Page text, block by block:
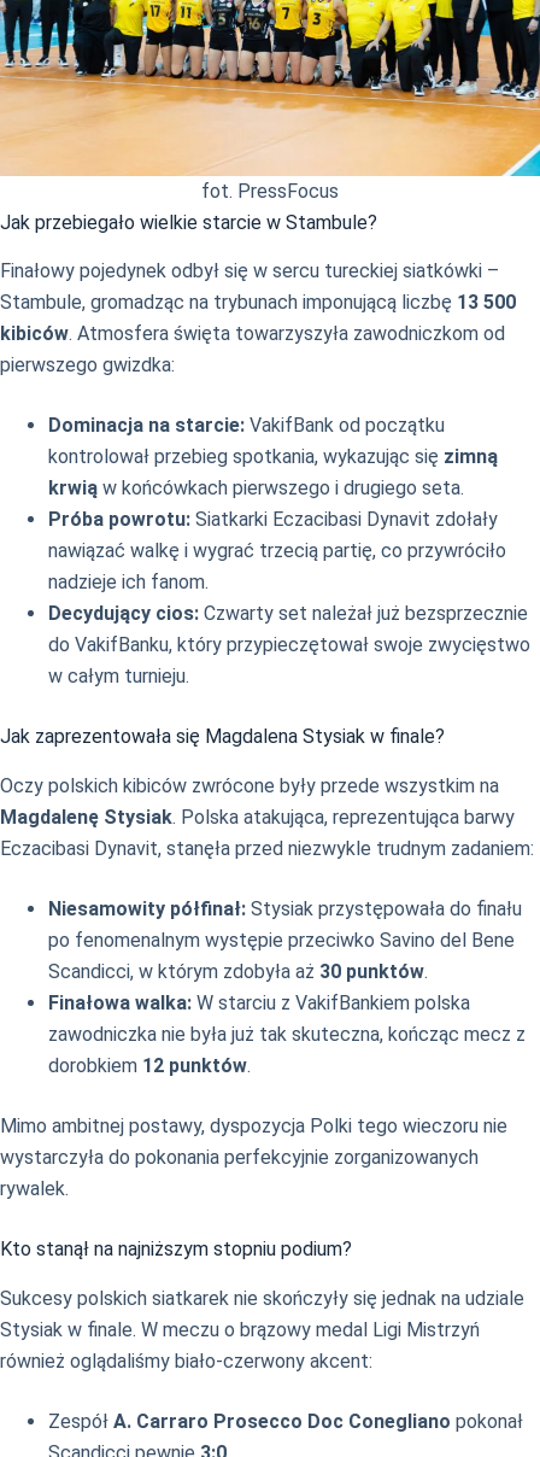
fot. PressFocus
Jak przebiegało wielkie starcie w Stambule?
Finałowy pojedynek odbył się w sercu tureckiej siatkówki –
Stambule, gromadząc na trybunach imponującą liczbę 13 500
kibiców. Atmosfera święta towarzyszyła zawodniczkom od
pierwszego gwizdka:
Dominacja na starcie: VakifBank od początku
kontrolował przebieg spotkania, wykazując się zimną
krwią w końcówkach pierwszego i drugiego seta.
Próba powrotu: Siatkarki Eczacibasi Dynavit zdołały
nawiązać walkę i wygrać trzecią partię, co przywróciło
nadzieje ich fanom.
Decydujący cios: Czwarty set należał już bezsprzecznie
do VakifBanku, który przypieczętował swoje zwycięstwo
w całym turnieju.
Jak zaprezentowała się Magdalena Stysiak w finale?
Oczy polskich kibiców zwrócone były przede wszystkim na
Magdalenę Stysiak. Polska atakująca, reprezentująca barwy
Eczacibasi Dynavit, stanęła przed niezwykle trudnym zadaniem:
Niesamowity półfinał: Stysiak przystępowała do finału
po fenomenalnym występie przeciwko Savino del Bene
Scandicci, w którym zdobyła aż 30 punktów.
Finałowa walka: W starciu z VakifBankiem polska
zawodniczka nie była już tak skuteczna, kończąc mecz z
dorobkiem 12 punktów.
Mimo ambitnej postawy, dyspozycja Polki tego wieczoru nie
wystarczyła do pokonania perfekcyjnie zorganizowanych
rywalek.
Kto stanął na najniższym stopniu podium?
Sukcesy polskich siatkarek nie skończyły się jednak na udziale
Stysiak w finale. W meczu o brązowy medal Ligi Mistrzyń
również oglądaliśmy biało-czerwony akcent:
Zespół A. Carraro Prosecco Doc Conegliano pokonał